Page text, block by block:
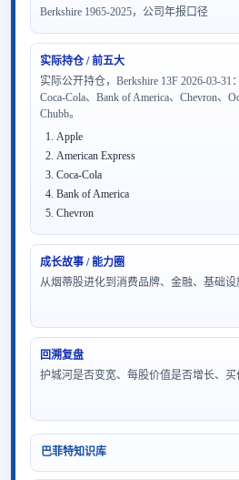
Berkshire 1965-2025，公司年报口径
实际持仓 / 前五大
实际公开持仓，Berkshire 13F 2026-03-31
Coca-Cola、Bank of America、Chevron、
Chubb。
Apple
American Express
Coca-Cola
Bank of America
Chevron
成长故事 / 能力圈
从烟蒂股进化到消费品牌、金融、基础
回溯复盘
护城河是否变宽、每股价值是否增长、
巴菲特知识库